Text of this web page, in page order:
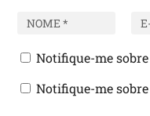
Notifique-me
Notifique-me